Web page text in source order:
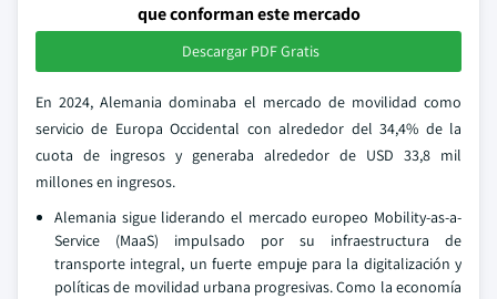
que conforman este mercado
Descargar PDF Gratis
En 2024, Alemania dominaba el mercado de movilidad como
servicio de Europa Occidental con alrededor del 34,4% de la
cuota de ingresos y generaba alrededor de USD 33,8 mil
millones en ingresos.
Alemania sigue liderando el mercado europeo Mobility-as-a-
Service (MaaS) impulsado por su infraestructura de
transporte integral, un fuerte empuje para la digitalización y
políticas de movilidad urbana progresivas. Como la economía